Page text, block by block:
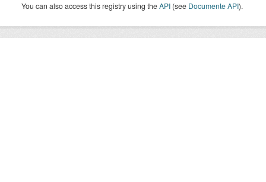
You can also access this registry using theAPI (see Documente API).